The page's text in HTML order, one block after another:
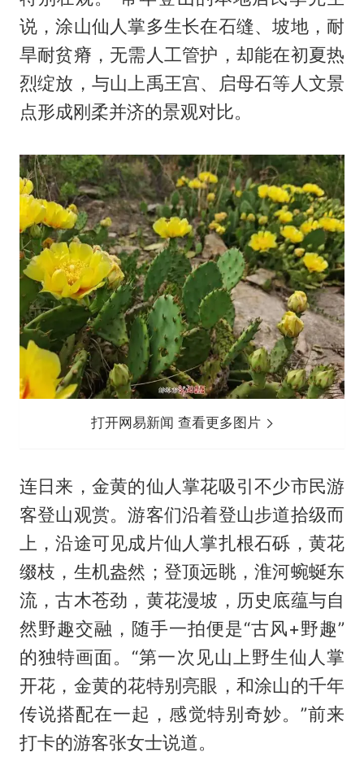
说，涂山仙人掌多生长在石缝、坡地，耐
旱耐贫瘠，无需人工管护，却能在初夏热
烈绽放，与山上禹王宫、启母石等人文景
点形成刚柔并济的景观对比。
打开网易新闻 查看更多图片
连日来，金黄的仙人掌花吸引不少市民游
客登山观赏。游客们沿着登山步道拾级而
上，沿途可见成片仙人掌扎根石砾，黄花
缀枝，生机盎然；登顶远眺，淮河蜿蜒东
流，古木苍劲，黄花漫坡，历史底蕴与自
然野趣交融，随手一拍便是“古风+野趣”
的独特画面。“第一次见山上野生仙人掌
开花，金黄的花特别亮眼，和涂山的千年
传说搭配在一起，感觉特别奇妙。”前来
打卡的游客张女士说道。